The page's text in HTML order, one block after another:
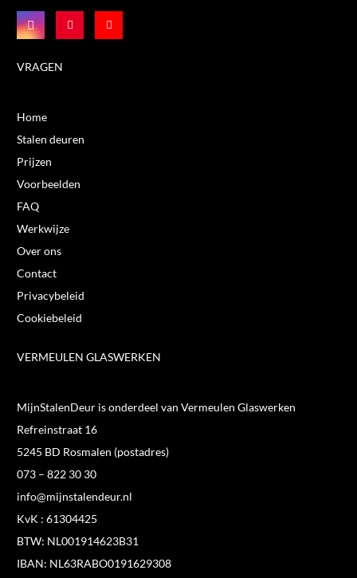
VRAGEN
Home
Stalen deuren
Prijzen
Voorbeelden
FAQ
Werkwijze
Over ons
Contact
Privacybeleid
Cookiebeleid
VERMEULEN GLASWERKEN
MijnStalenDeur is onderdeel van Vermeulen Glaswerken
Refreinstraat 16
5245 BD Rosmalen (postadres)
073 – 822 30 30
info@mijnstalendeur.nl
KvK : 61304425
BTW: NL001914623B31
IBAN: NL63RABO0191629308